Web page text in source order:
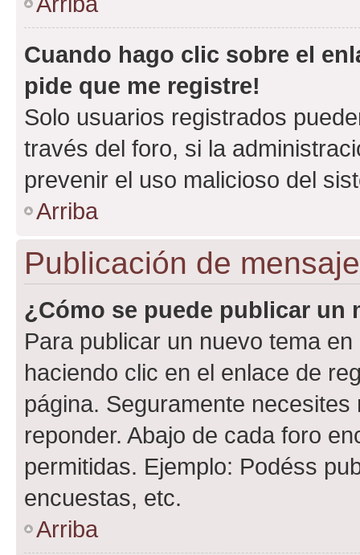
Cuando hago clic sobre el
pide que me registre!
Solo usuarios registrados
través del foro, si la
prevenir el uso malicioso del
Arriba
Publicación de
¿Cómo se puede publicar un
Para publicar un nuevo tema
haciendo clic en el enlace de
página. Seguramente
reponder. Abajo de cada foro
permitidas. Ejemplo: Podéss
encuestas, etc.
Arriba